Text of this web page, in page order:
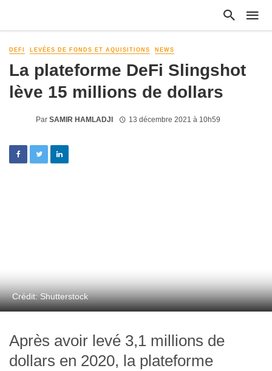
DEFI LEVÉES DE FONDS ET AQUISITIONS NEWS
La plateforme DeFi Slingshot
lève 15 millions de dollars
Par SAMIR HAMLADJI 13 décembre 2021 à 10h59
Crédit: Shutterstock
Après avoir levé 3,1 millions de
dollars en 2020, la plateforme